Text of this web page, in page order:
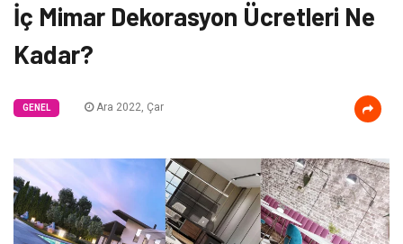
İç Mimar Dekorasyon Ücretleri Ne
Kadar?
GENEL Ara 2022, Çar